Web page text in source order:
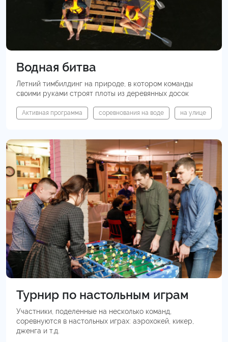
Водная битва
Летний тимбилдинг на природе, в котором команды
своими руками строят плоты из деревянных досок
Активная программа соревнования на воде на улице
Турнир по настольным играм
Участники, поделенные на несколько команд,
соревнуются в настольных играх: аэрохокей, кикер,
дженга и т.д.